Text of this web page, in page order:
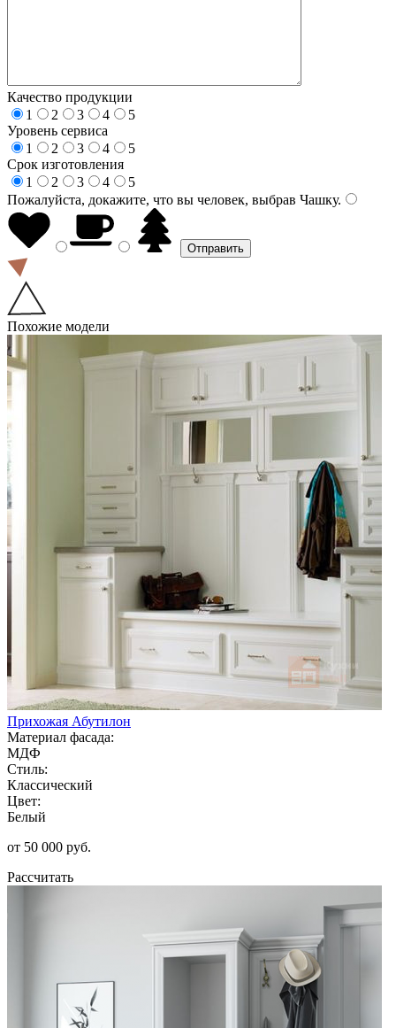
Качество продукции
1
2 3 4
5
Уровень сервиса
1
2 3 4
5
Срок изготовления
1
2 3 4
5
Пожалуйста, докажите, что вы человек, выбрав Чашку.
Похожие модели
Прихожая Абутилон
Материал фасада:
МДФ
Стиль:
Классический
Цвет:
Белый
от 50 000 руб.
Рассчитать